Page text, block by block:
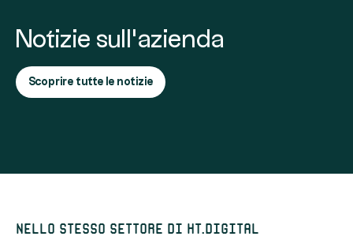
Notizie sull'azienda
Scoprire tutte le notizie
Nello stesso settore di ht.digital